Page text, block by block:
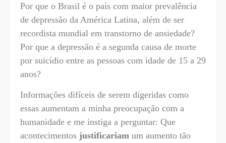
Por que o Brasil é o país com maior prevalência
de depressão da América Latina, além de ser
recordista mundial em transtorno de ansiedade?
Por que a depressão é a segunda causa de morte
por suicídio entre as pessoas com idade de 15 a 29
anos?
Informações difíceis de serem digeridas como
essas aumentam a minha preocupação com a
humanidade e me instiga a perguntar: Que
acontecimentos justificariam um aumento tão